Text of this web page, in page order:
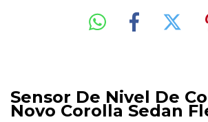
Sensor De Nivel De
Novo Corolla Sedan